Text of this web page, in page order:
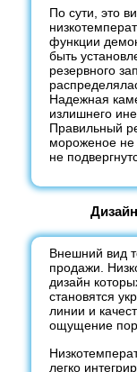
По сути, это
функции
быть
резервного
Надежная
излишнего
Правильный
мороженое не
не
Внешний вид
продажи.
дизайн
становятся
линии и
ощущение
легко